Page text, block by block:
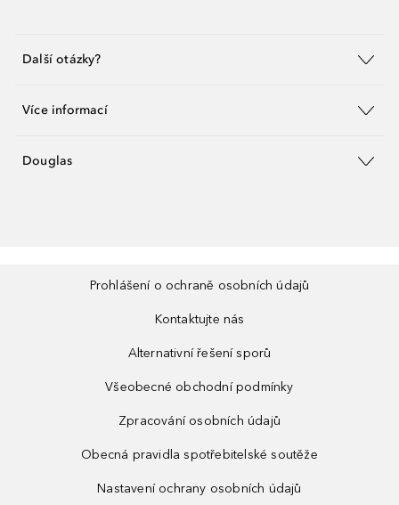
Další otázky?
Více informací
Douglas
Prohlášení o ochraně osobních údajů
Kontaktujte nás
Alternativní řešení sporů
Všeobecné obchodní podmínky
Zpracování osobních údajů
Obecná pravidla spotřebitelské soutěže
Nastavení ochrany osobních údajů